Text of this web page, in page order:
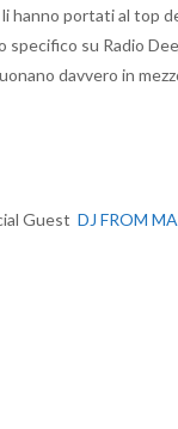
hanno portati al top
su Radio
davvero in
Guest DJ FROM